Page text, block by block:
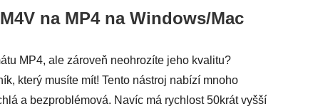
na MP4 na Windows/Mac
MP4, ale zároveň neohrozíte jeho kvalitu?
který musíte mít! Tento nástroj nabízí mnoho
a bezproblémová. Navíc má rychlost 50krát vyšší